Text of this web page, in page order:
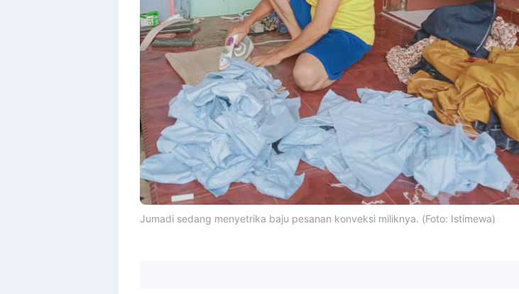
Jumadi sedang menyetrika baju pesanan konveksi miliknya. (Foto: Istimewa)